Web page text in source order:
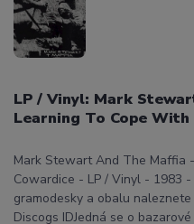
LP / Vinyl: Mark
Learning To Cope
Mark Stewart And The Maffia
Cowardice - LP / Vinyl - 1983
gramodesky a obalu
Discogs IDJedná se o